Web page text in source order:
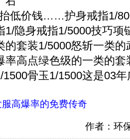
低价钱……护身戒指1/
1/隐身戒指1/5000技巧项
的套装1/5000怒斩一类
率高点绿色级的一类的套
骨玉1/1500这是03
高爆率的免费传奇
作者：环